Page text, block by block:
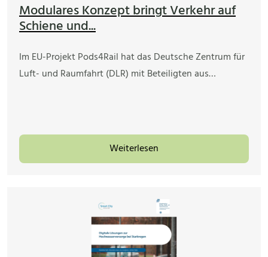
Modulares Konzept bringt Verkehr auf
Schiene und...
Im EU-Projekt Pods4Rail hat das Deutsche Zentrum für
Luft- und Raumfahrt (DLR) mit Beteiligten aus…
Weiterlesen